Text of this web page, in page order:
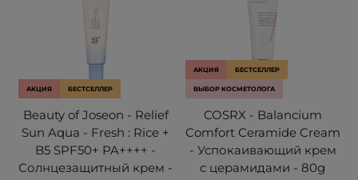
АКЦИЯ БЕСТСЕЛЛЕР
Beauty of Joseon - Relief
Sun Aqua - Fresh : Rice +
B5 SPF50+ PA++++ -
Солнцезащитный крем -
АКЦИЯ БЕСТСЕЛЛЕР
ВЫБОР КОСМЕТОЛОГА
COSRX - Balancium
Comfort Ceramide Cream
- Успокаивающий крем
с церамидами - 80g